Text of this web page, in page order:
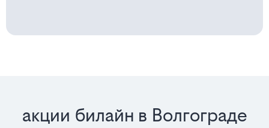
акции билайн в Волгограде